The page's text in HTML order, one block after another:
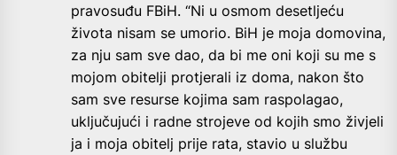
pravosuđu FBiH. “Ni u osmom desetljeću
života nisam se umorio. BiH je moja domovina,
za nju sam sve dao, da bi me oni koji su me s
mojom obitelji protjerali iz doma, nakon što
sam sve resurse kojima sam raspolagao,
uključujući i radne strojeve od kojih smo živjeli
ja i moja obitelj prije rata, stavio u službu